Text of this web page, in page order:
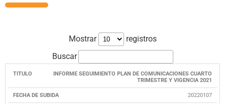
Mostrar
registros
Buscar
TITULO
FECHA
SUBIDA
INFORME SEGUIMIENTO PLAN DE COMUNICACIONES CUARTO
TRIMESTRE Y VIGENCIA 2021
20220107